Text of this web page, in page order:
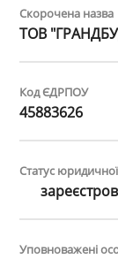
Скорочена назва
ТОВ
Код ЄДРПОУ
45883626
Статус
Уповноважені